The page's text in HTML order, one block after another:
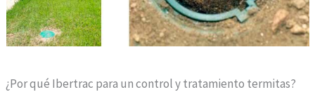
¿Por qué Ibertrac para un control y tratamiento termitas?